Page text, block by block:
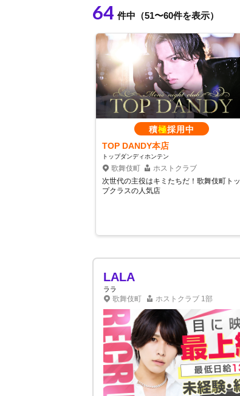
64 件中（51〜60件を表示）
積極採用中
TOP DANDY本店
トップダンディホンテン
歌舞伎町
ホストクラブ
次世代の主役はキミたちだ！歌舞伎町トッ
プクラスの人気店
LALA
ララ
歌舞伎町 ホストクラブ 1部